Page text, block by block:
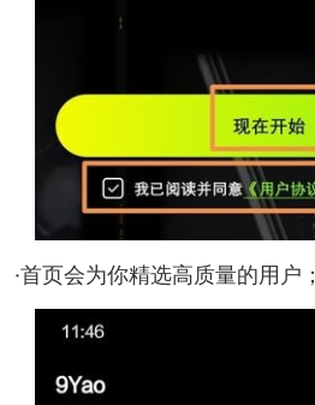
·首页会为你精选高质量的用户；